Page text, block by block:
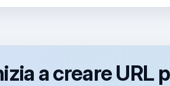
a creare URL